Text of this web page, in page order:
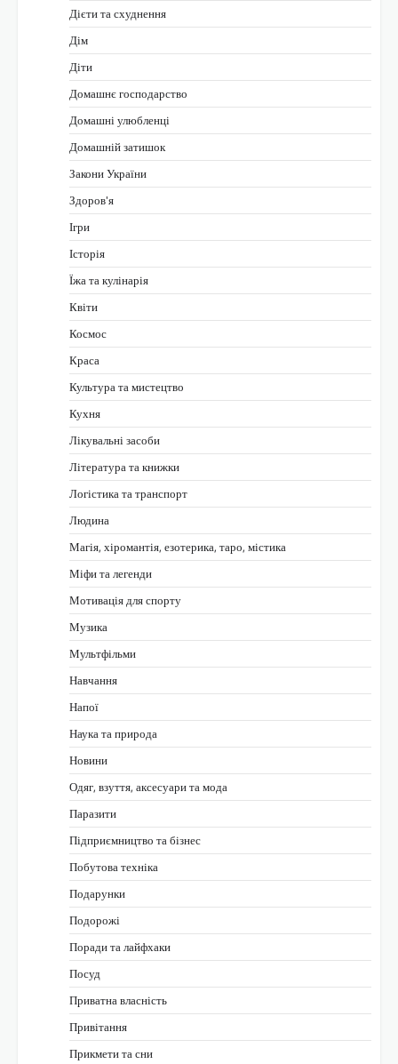
Дієти та схуднення
Дім
Діти
Домашнє господарство
Домашні улюбленці
Домашній затишок
Закони України
Здоров'я
Ігри
Історія
Їжа та кулінарія
Квіти
Космос
Краса
Культура та мистецтво
Кухня
Лікувальні засоби
Література та книжки
Логістика та транспорт
Людина
Магія, хіромантія, езотерика, таро, містика
Міфи та легенди
Мотивація для спорту
Музика
Мультфільми
Навчання
Напої
Наука та природа
Новини
Одяг, взуття, аксесуари та мода
Паразити
Підприємництво та бізнес
Побутова техніка
Подарунки
Подорожі
Поради та лайфхаки
Посуд
Приватна власність
Привітання
Прикмети та сни